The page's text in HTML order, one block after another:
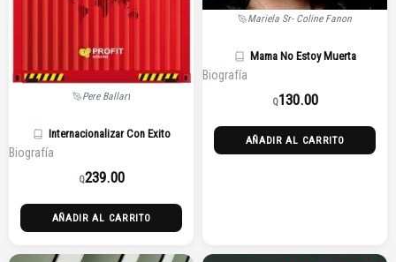
Pere Ballart
Internacionalizar Con Exito
Biografía
Q239.00
AÑADIR AL CARRITO
Mariela Sr- Coline Fanon
Mama No Estoy Muerta
Biografía
Q130.00
AÑADIR AL CARRITO